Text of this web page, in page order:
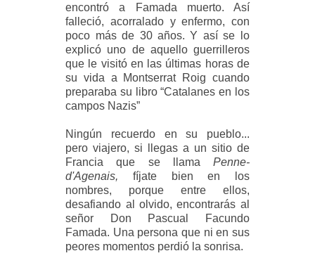
encontró a Famada muerto. Así
falleció, acorralado y enfermo, con
poco más de 30 años. Y así se lo
explicó uno de aquello guerrilleros
que le visitó en las últimas horas de
su vida a Montserrat Roig cuando
preparaba su libro “Catalanes en los
campos Nazis”
Ningún recuerdo en su pueblo...
pero viajero, si llegas a un sitio de
Francia que se llama
Penne-
d'Agenais, fíjate bien en los
nombres, porque entre ellos,
desafiando al olvido, encontrarás al
señor Don Pascual Facundo
Famada. Una persona que ni en sus
peores momentos perdió la sonrisa.